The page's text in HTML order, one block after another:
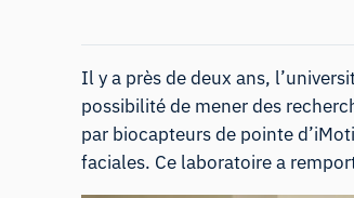
Il y a près de deux ans,
possibilité de mener des
par biocapteurs de pointe
faciales. Ce laboratoire a